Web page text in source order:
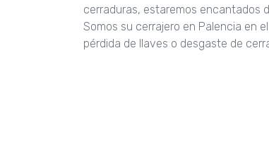
cerraduras, estaremos encantados
Somos su cerrajero en Palencia en
pérdida de llaves o desgaste de